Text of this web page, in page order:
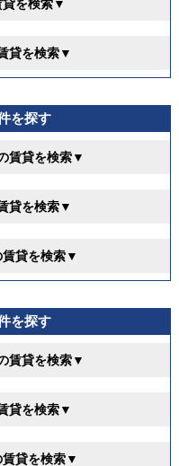
貸を検索▼
貸を検索▼
を探す
賃貸を検索▼
貸を検索▼
貸を検索▼
を探す
賃貸を検索▼
貸を検索▼
貸を検索▼